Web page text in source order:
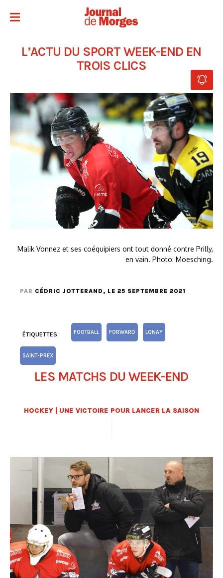
L’ACTU DU SPORT WEEK-END EN
TROIS CLICS
Malik Vonnez et ses coéquipiers ont tout donné contre Prilly,
en vain. Photo: Moesching.
PAR CÉDRIC JOTTERAND , LE 25 SEPTEMBRE 2021
ÉTIQUETTES: FOOTBALL FORWARD LONAY
SAINT-PREX
LES MATCHS DU WEEK-END
HOCKEY | UNE VICTOIRE POUR LANCER LA SAISON